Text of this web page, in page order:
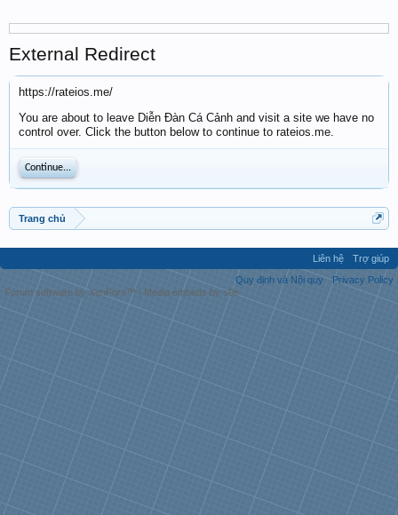
External Redirect
https://rateios.me/
You are about to leave Diễn Đàn Cá Cảnh and visit a site we have no
control over. Click the button below to continue to rateios.me.
Continue...
Trang chủ
Liên hệ
Trợ giúp
Quy định và Nội quy
Privacy Policy
Forum software by XenForo™ | Media embeds by s9e